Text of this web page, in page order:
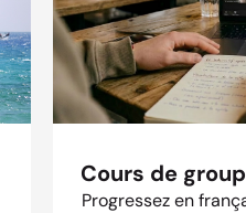
Cours de
Progressez en